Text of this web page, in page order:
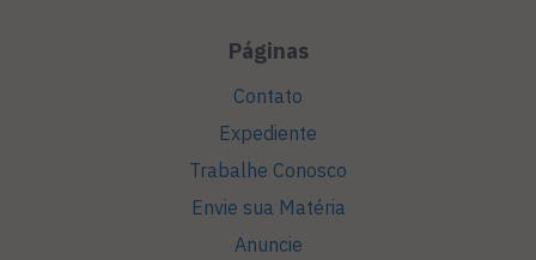
Páginas
Contato
Expediente
Trabalhe Conosco
Envie sua Matéria
Anuncie